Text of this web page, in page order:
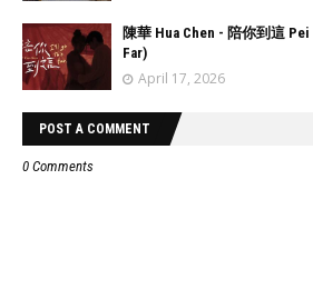
陳華 Hua Chen - 陪你到這
Far)
April 17, 2026
POST A COMMENT
0 Comments